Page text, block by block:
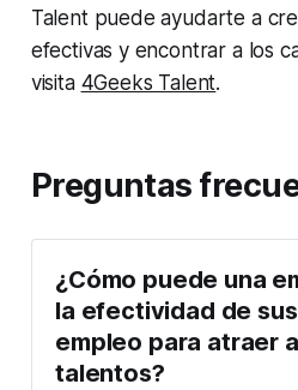
Talent puede ayudarte a
efectivas y encontrar a los
visita 4Geeks Talent.
Preguntas
¿Cómo puede una
la efectividad de
empleo para atraer
talentos?